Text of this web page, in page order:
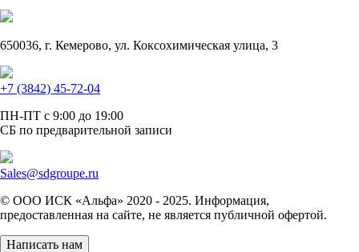
650036, г. Кемерово, ул. Коксохимическая улица, 3
+7 (3842) 45-72-04
ПН-ПТ с 9:00 до 19:00
СБ по предварительной записи
Sales@sdgroupe.ru
© ООО ИСК «Альфа» 2020 - 2025. Информация,
предоставленная на сайте, не является публичной офертой.
Написать нам